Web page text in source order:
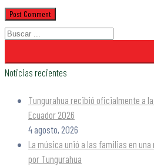
Noticias recientes
Tungurahua recibió oficialmente a
Ecuador 2026
4 agosto, 2026
La música unió a las familias en
por Tungurahua